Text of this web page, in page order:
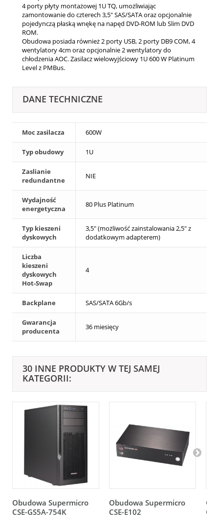
4 porty płyty montażowej 1U TQ, umożliwiając
zamontowanie do czterech 3,5" SAS/SATA oraz opcjonalnie
pojedynczą płaską wnękę na napęd DVD-ROM lub Slim DVD
ROM.
Obudowa posiada również 2 porty USB, 2 porty DB9 COM, 4
wentylatory 4cm oraz opcjonalnie 2 wentylatory do
chłodzenia AOC. Zasilacz wielowyjściowy 1U 600 W Platinum
Level z PMBus.
DANE TECHNICZNE
Moc zasilacza 600W
Typ obudowy 1U
Zaslianie
redundantne
NIE
Wydajność
energetyczna
80 Plus Platinum
Typ kieszeni
dyskowych
3,5" (możliwość zainstalowania 2,5" z
dodatkowym adapterem)
Liczba
kieszeni
dyskowych
Hot-Swap
4
Backplane SAS/SATA 6Gb/s
Gwarancja
producenta
36 miesięcy
30 INNE PRODUKTY W TEJ SAMEJ
KATEGORII:
Obudowa Supermicro
CSE-GS5A-754K
Obudowa Supermicro
CSE-E102